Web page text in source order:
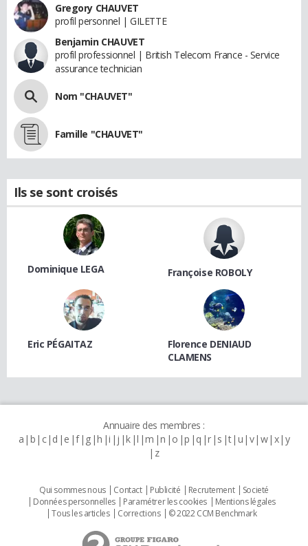
Gregory CHAUVET
profil personnel | GILETTE
Benjamin CHAUVET
profil professionnel | British Telecom France - Service
assurance technician
Nom "CHAUVET"
Famille "CHAUVET"
Ils se sont croisés
Dominique LEGA Françoise ROBOLY
Eric PÉGAITAZ
Florence DENIAUD
CLAMENS
Annuaire des membres :
a b c d e f g h i j k l m n o p q r s t u v w x y
z
Qui sommes nous Contact Publicité Recrutement
Societé
Données personnelles
Paramétrer les cookies
Mentions légales
Tous les articles
Corrections © 2022 CCM Benchmark